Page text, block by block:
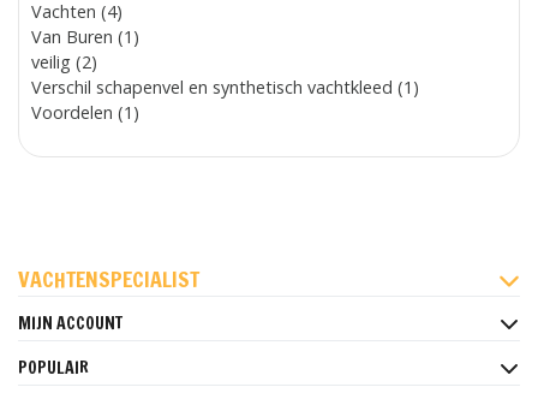
Vachten (4)
Van Buren (1)
veilig (2)
Verschil schapenvel en synthetisch vachtkleed (1)
Voordelen (1)
VACHTENSPECIALIST
MIJN ACCOUNT
POPULAIR